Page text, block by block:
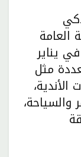
العامة
جنيه في يناير
مثل
الأندية،
والسياحة،